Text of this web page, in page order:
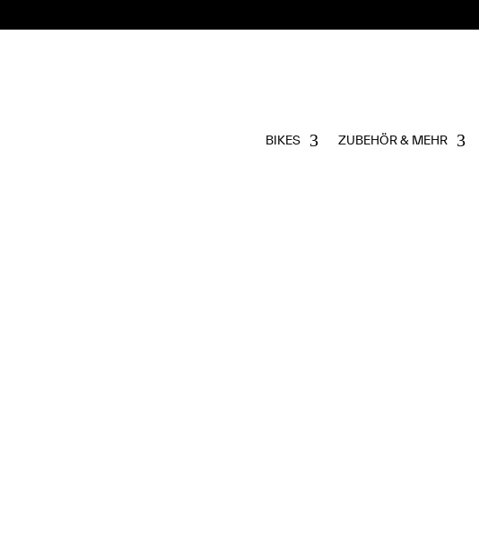
BIKES ZUBEHÖR & MEHR